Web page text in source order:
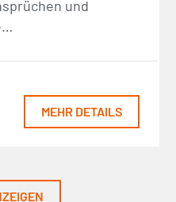
und
MEHR DETAILS